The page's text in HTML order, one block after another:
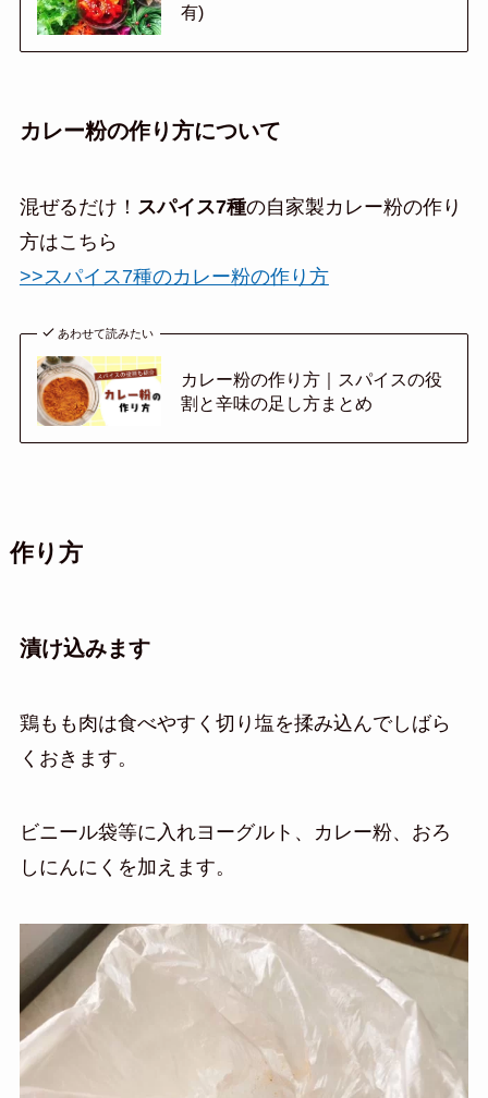
有)
カレー粉の作り方について
混ぜるだけ！ スパイス7種の自家製カレー粉の作り
方はこちら
>>スパイス7種のカレー粉の作り方
あわせて読みたい
カレー粉の作り方｜スパイスの役
割と辛味の足し方まとめ
作り方
漬け込みます
鶏もも肉は食べやすく切り塩を揉み込んでしばら
くおきます。
ビニール袋等に入れヨーグルト、カレー粉、おろ
しにんにくを加えます。